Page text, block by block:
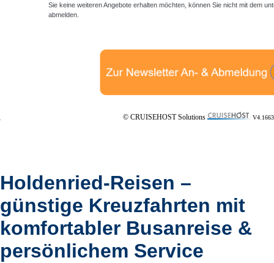
Sie keine weiteren Angebote erhalten möchten, können Sie nicht mit dem
abmelden.
© CRUISEHOST Solutions V4.1663
Holdenried-Reisen –
günstige Kreuzfahrten mit
komfortabler Busanreise &
persönlichem Service